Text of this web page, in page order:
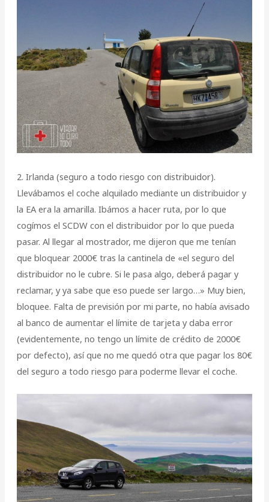
2. Irlanda (seguro a todo riesgo con distribuidor).
Llevábamos el coche alquilado mediante un distribuidor y
la EA era la amarilla. Ibámos a hacer ruta, por lo que
cogímos el SCDW con el distribuidor por lo que pueda
pasar. Al llegar al mostrador, me dijeron que me tenían
que bloquear 2000€ tras la cantinela de «el seguro del
distribuidor no le cubre. Si le pasa algo, deberá pagar y
reclamar, y ya sabe que eso puede ser largo…» Muy bien,
bloquee. Falta de previsión por mi parte, no había avisado
al banco de aumentar el límite de tarjeta y daba error
(evidentemente, no tengo un límite de crédito de 2000€
por defecto), así que no me quedó otra que pagar los 80€
del seguro a todo riesgo para poderme llevar el coche.